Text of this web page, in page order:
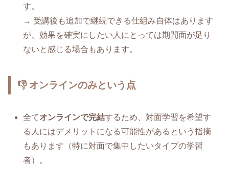
す。
→ 受講後も追加で継続できる仕組み自体はあります
が、効果を確実にしたい人にとっては期間面が足り
ないと感じる場合もあります。
👎 オンラインのみという点
全てオンラインで完結するため、対面学習を希望す
る人にはデメリットになる可能性があるという指摘
もあります（特に対面で集中したいタイプの学習
者）。